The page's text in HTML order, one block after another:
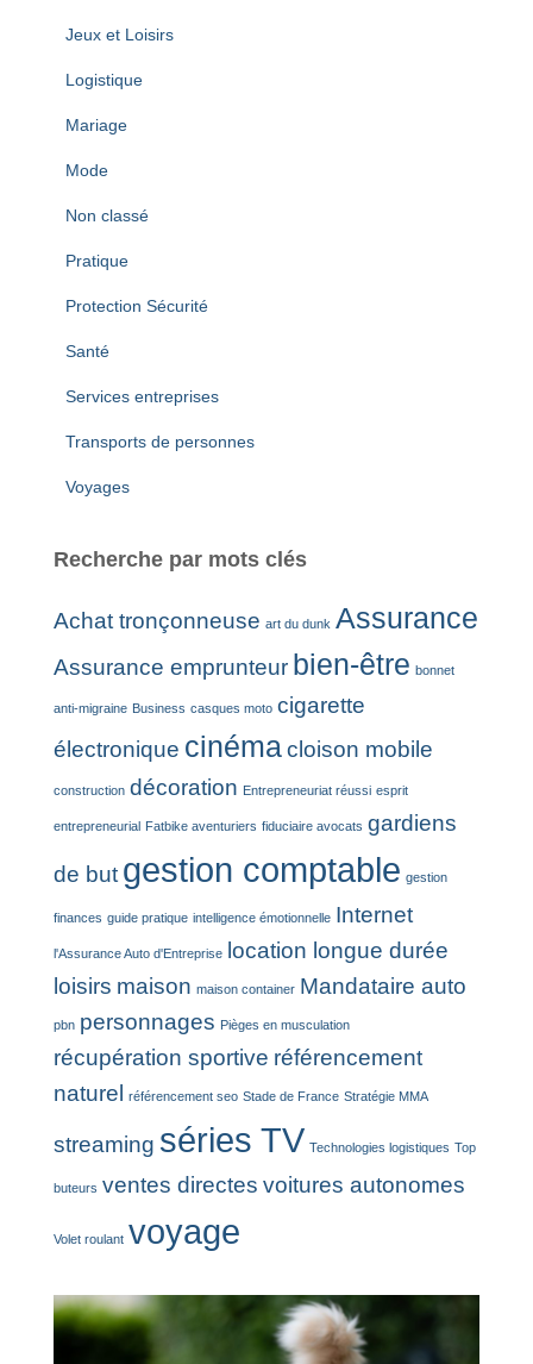
Jeux et Loisirs
Logistique
Mariage
Mode
Non classé
Pratique
Protection Sécurité
Santé
Services entreprises
Transports de personnes
Voyages
Recherche par mots clés
Achat tronçonneuse art du dunk Assurance
Assurance emprunteur bien-être bonnet
anti-migraine Business casques moto cigarette
électronique cinémacloison mobile
construction décoration Entrepreneuriat réussi esprit
entrepreneurial Fatbike aventuriers fiduciaire avocats gardiens
de but gestion comptable gestion
finances guide pratique intelligence émotionnelle Internet
l'Assurance Auto d'Entreprise
location longue durée
loisirs maison maison container Mandataire auto
pbn personnages Pièges en musculation
récupération sportive référencement
naturel
référencement seo Stade de France Stratégie MMA
streaming séries TV Technologies logistiques Top
buteurs ventes directes voitures autonomes
Volet roulant voyage